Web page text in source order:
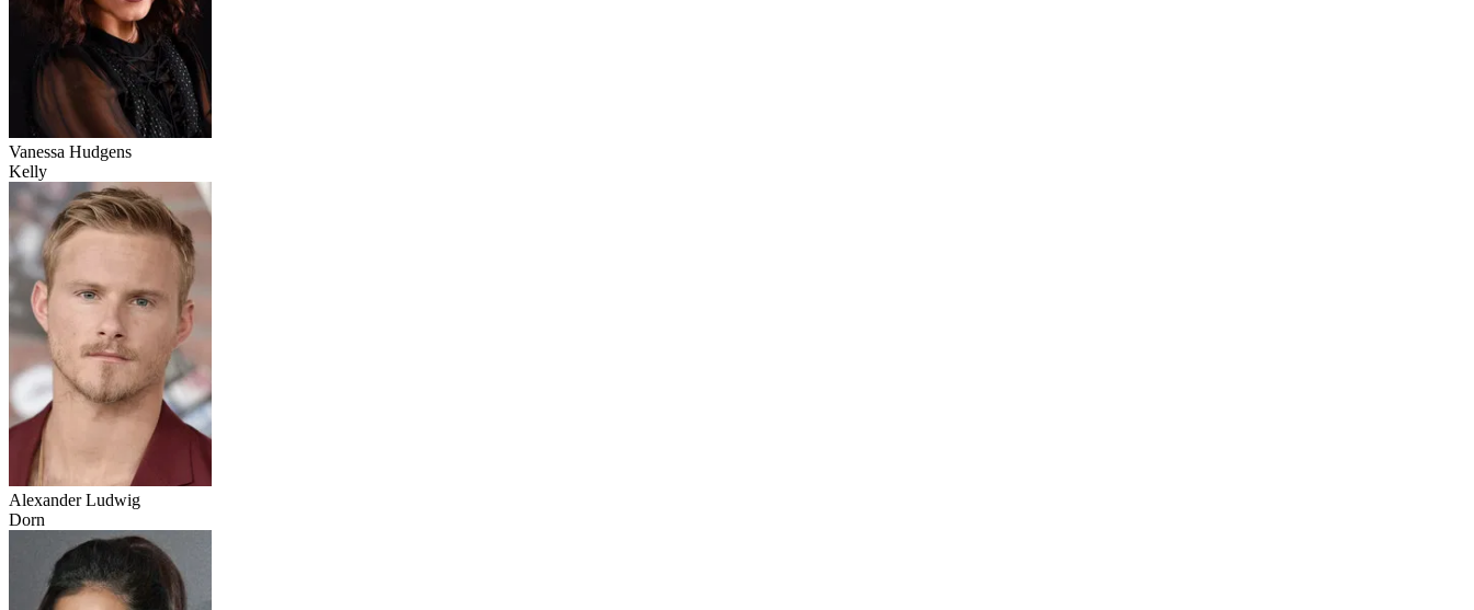
Vanessa Hudgens
Kelly
Alexander Ludwig
Dorn